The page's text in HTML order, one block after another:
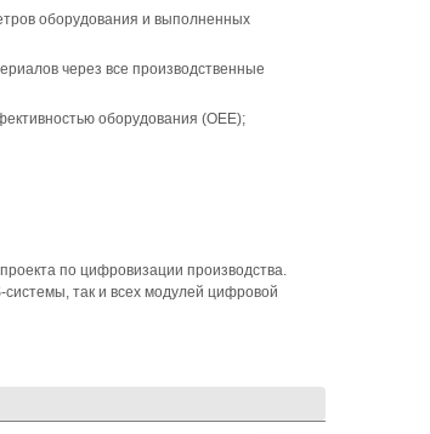
оборудования и выполненных
через все производственные
оборудования (OEE);
по цифровизации производства.
так и всех модулей цифровой